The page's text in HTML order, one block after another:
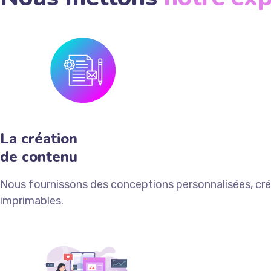
La création
de contenu
Nous fournissons des conceptions personnalisées,
imprimables.